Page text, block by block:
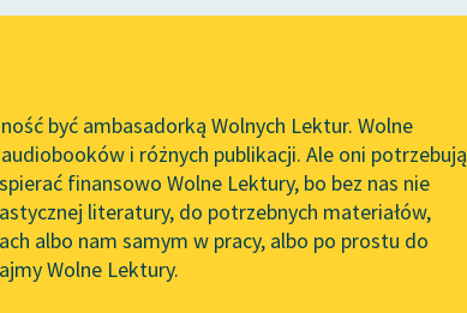
Leśmianator
API
OAI-PMH
Widget Wolnych Lektur
O projekcie
Zasady
Wolnych Lektur
Logotypy
Materiały
być ambasadorką Wolnych Lektur. Wolne
i różnych publikacji. Ale oni potrzebują
finansowo Wolne Lektury, bo bez nas nie
literatury, do potrzebnych materiałów,
albo nam samym w pracy, albo po prostu do
Wolne Lektury.